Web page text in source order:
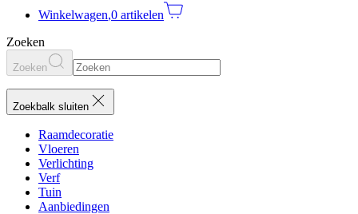
Winkelwagen,0 artikelen
Zoeken
Zoeken
Zoekbalk sluiten
Raamdecoratie
Vloeren
Verlichting
Verf
Tuin
Aanbiedingen